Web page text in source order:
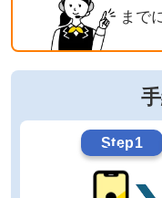
まで
Step1